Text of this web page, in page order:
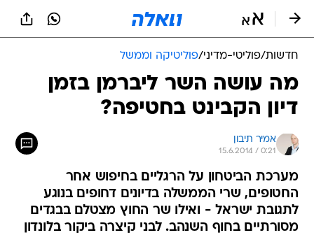
חדשות/פוליטי-מדיני/פוליטיקה וממשל
מה עושה השר ליברמן בזמן
דיון הקבינט בחטיפה?
אמיר תיבון
15.6.2014 / 0:21
מערכת הביטחון על הרגליים בחיפוש אחר
החטופים, שרי הממשלה בדיונים דחופים בנוגע
לתגובת ישראל - ואילו שר החוץ מצטלם בבגדים
מסורתיים בחוף השנהב. לבני קיצרה ביקור בלונדון